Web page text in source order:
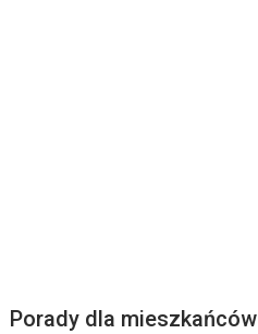
Porady dla mieszkańców